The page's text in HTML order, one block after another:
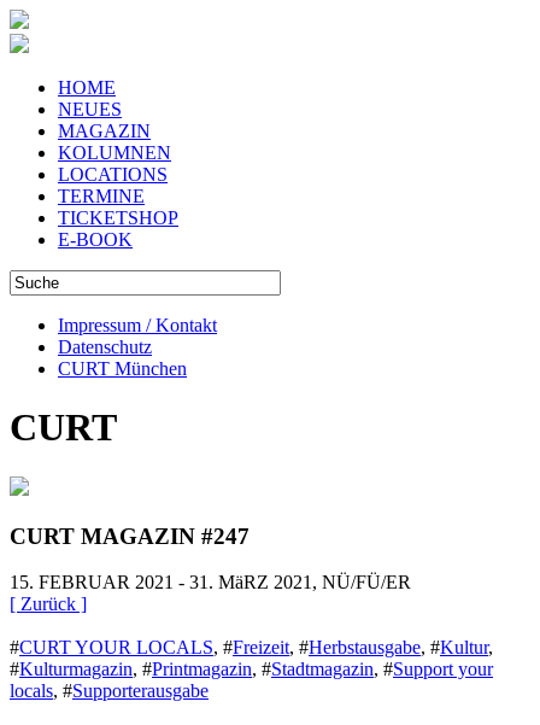
HOME
NEUES
MAGAZIN
KOLUMNEN
LOCATIONS
TERMINE
TICKETSHOP
E-BOOK
Impressum / Kontakt
Datenschutz
CURT München
CURT
CURT MAGAZIN #247
15. FEBRUAR 2021 - 31. MäRZ 2021, NÜ/FÜ/ER
[ Zurück ]
#CURT YOUR LOCALS, #Freizeit, #Herbstausgabe, #Kultur,
#Kulturmagazin, #Printmagazin, #Stadtmagazin, #Support your
locals, #Supporterausgabe